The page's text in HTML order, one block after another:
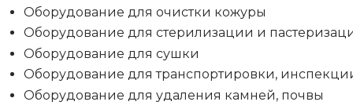
Оборудование для очистки кожуры
Оборудование для стерилизации и
Оборудование для сушки
Оборудование для транспортировки,
Оборудование для удаления камней, почвы